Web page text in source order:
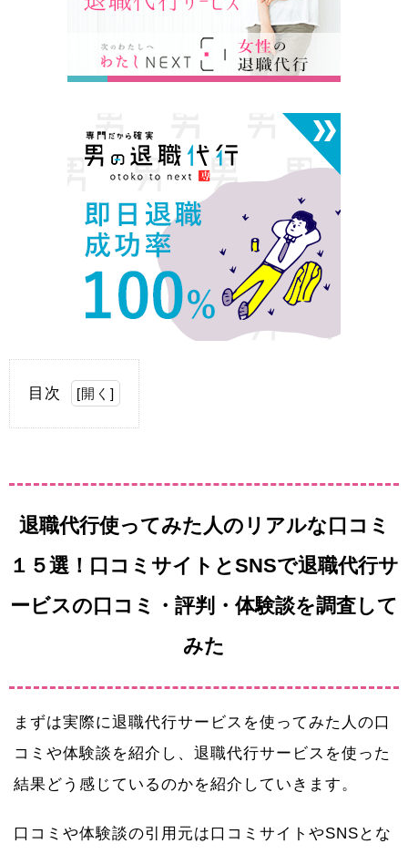
目次 [開く ]
退職代行使ってみた人のリアルな口コミ
１５選！口コミサイトとSNSで退職代行サ
ービスの口コミ・評判・体験談を調査して
みた
まずは実際に退職代行サービスを使ってみた人の口
コミや体験談を紹介し、退職代行サービスを使った
結果どう感じているのかを紹介していきます。
口コミや体験談の引用元は口コミサイトやSNSとな